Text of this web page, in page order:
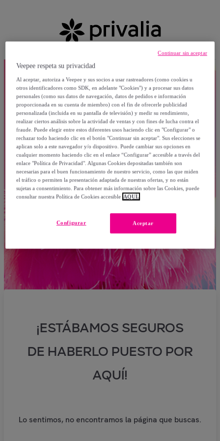
¡ESTÁBAMOS SEGUROS
DE HABERLO PUESTO POR
AQUÍ!
Lo sentimos, no encontramos la página que buscas.
Veepee respeta su privacidad
Al aceptar, autoriza a Veepee y sus socios a usar rastreadores (como cookies u
otros identificadores como SDK, en adelante "Cookies") y a procesar sus datos
personales (como sus datos de navegación, datos de pedidos e información
proporcionada en su cuenta de miembro) con el fin de ofrecerle publicidad
personalizada (incluida en su pantalla de televisión) y medir su rendimiento,
realizar ciertos análisis sobre la actividad de ventas y con fines de lucha contra el
fraude. Puede elegir entre estos diferentes usos haciendo clic en "Configurar" o
rechazar todo haciendo clic en el botón "Continuar sin aceptar". Sus elecciones se
aplican solo a este navegador y/o dispositivo. Puede cambiar sus opciones en
cualquier momento haciendo clic en el enlace “Configurar” accesible a través del
enlace "Política de Privacidad". Algunas Cookies depositadas también son
necesarias para el buen funcionamiento de nuestro servicio, como las que miden
el tráfico o permiten la presentación adaptada de nuestras ofertas, y no están
sujetas a consentimiento. Para obtener más información sobre las Cookies, puede
consultar nuestra Política de Cookies accesible AQUÍ.
Aceptar
Configurar
Continuar sin aceptar